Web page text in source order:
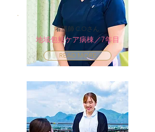
看護師 C.Oさん
地域包括ケア病棟／7年目
READ MORE